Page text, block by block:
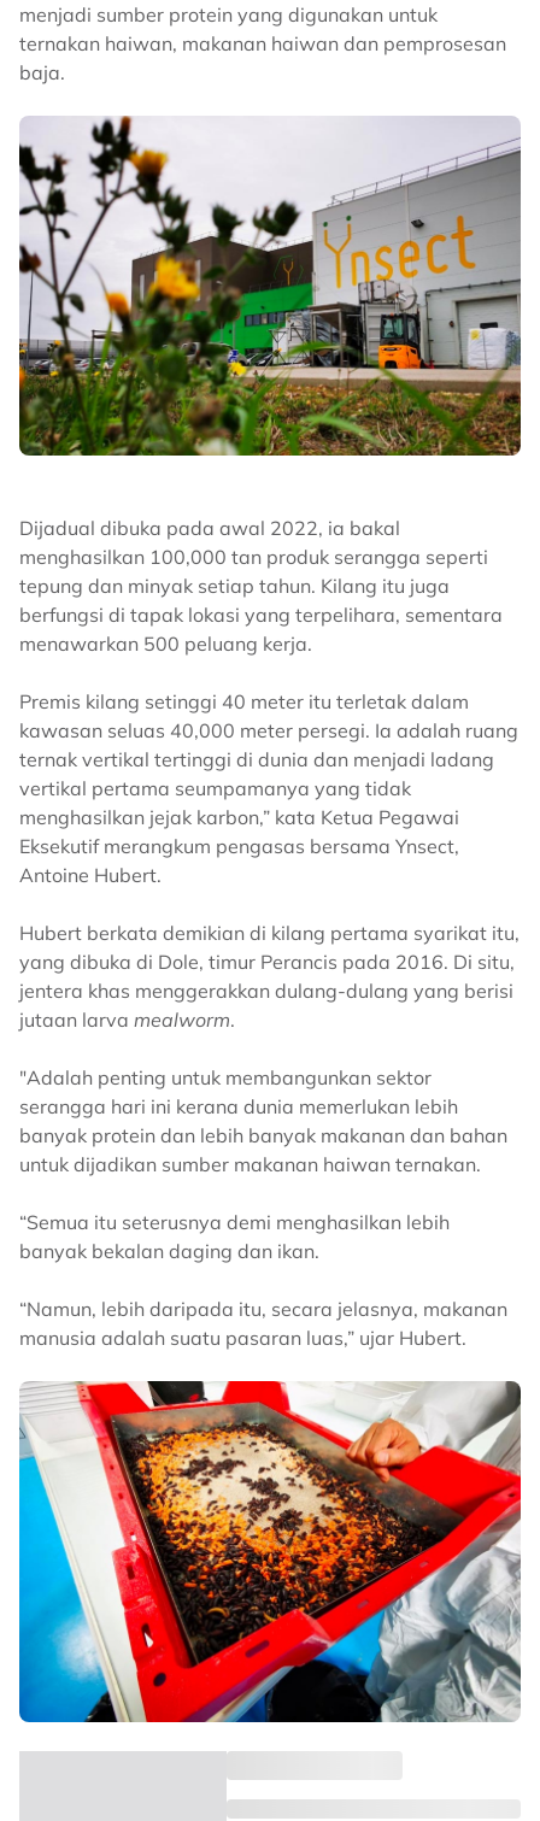
menjadi sumber protein yang digunakan untuk
ternakan haiwan, makanan haiwan dan pemprosesan
baja.
Dijadual dibuka pada awal 2022, ia bakal
menghasilkan 100,000 tan produk serangga seperti
tepung dan minyak setiap tahun. Kilang itu juga
berfungsi di tapak lokasi yang terpelihara, sementara
menawarkan 500 peluang kerja.
Premis kilang setinggi 40 meter itu terletak dalam
kawasan seluas 40,000 meter persegi. Ia adalah ruang
ternak vertikal tertinggi di dunia dan menjadi ladang
vertikal pertama seumpamanya yang tidak
menghasilkan jejak karbon,” kata Ketua Pegawai
Eksekutif merangkum pengasas bersama Ynsect,
Antoine Hubert.
Hubert berkata demikian di kilang pertama syarikat itu,
yang dibuka di Dole, timur Perancis pada 2016. Di situ,
jentera khas menggerakkan dulang-dulang yang berisi
jutaan larva mealworm.
"Adalah penting untuk membangunkan sektor
serangga hari ini kerana dunia memerlukan lebih
banyak protein dan lebih banyak makanan dan bahan
untuk dijadikan sumber makanan haiwan ternakan.
“Semua itu seterusnya demi menghasilkan lebih
banyak bekalan daging dan ikan.
“Namun, lebih daripada itu, secara jelasnya, makanan
manusia adalah suatu pasaran luas,” ujar Hubert.